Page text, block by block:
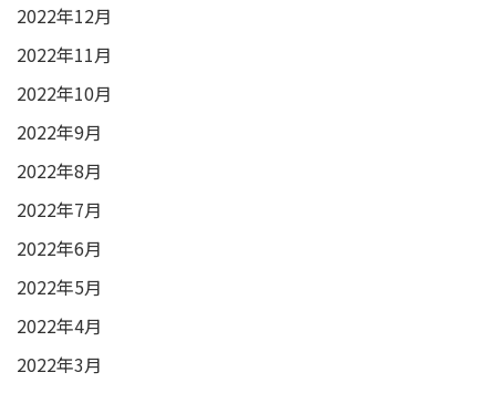
2022年12月
2022年11月
2022年10月
2022年9月
2022年8月
2022年7月
2022年6月
2022年5月
2022年4月
2022年3月